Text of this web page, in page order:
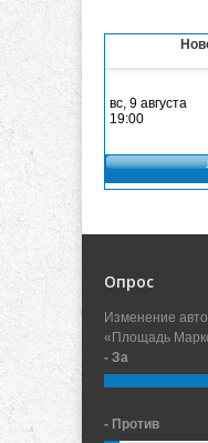
Опрос
Изменение
«Площадь
- За
- Против